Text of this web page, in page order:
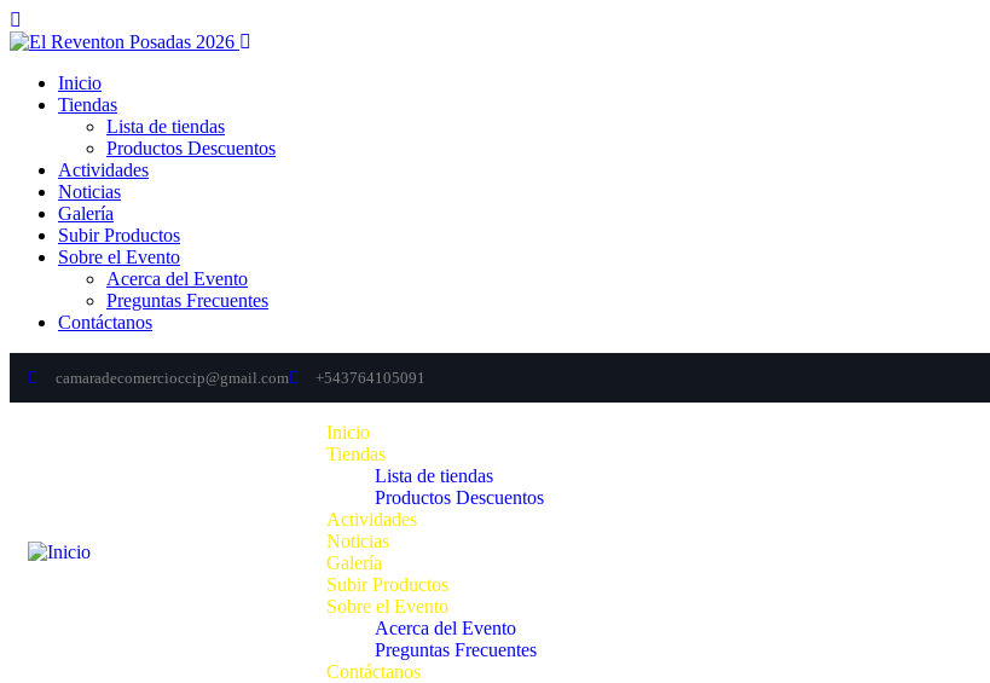
Inicio
Tiendas
Lista de tiendas
Productos Descuentos
Actividades
Noticias
Galería
Subir Productos
Sobre el Evento
Acerca del Evento
Preguntas Frecuentes
Contáctanos
camaradecomercioccip@gmail.com +543764105091
Inicio
Tiendas
Lista de tiendas
Productos Descuentos
Actividades
Noticias
Galería
Subir Productos
Sobre el Evento
Acerca del Evento
Preguntas Frecuentes
Contáctanos